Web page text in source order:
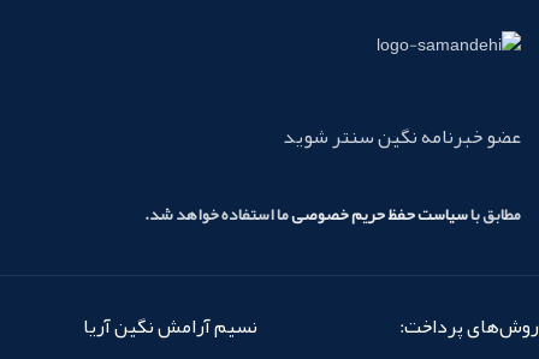
ولی نتایج فوق عالی با تکنیک لیرینگ
براحتی قابل دسترس است.
دیاموند:
میزان چسبندگی به قلم باعث راحتی کار با
پالیشی مشابه با انامل دندان طبیعی
عضو خبرنامه نگین سنتر شوید
مطابق باسیاست حفظ حریم خصوصیما استفاده خواهد شد.
روش‌های پرداخت:
نسیم آرامش نگین آریا